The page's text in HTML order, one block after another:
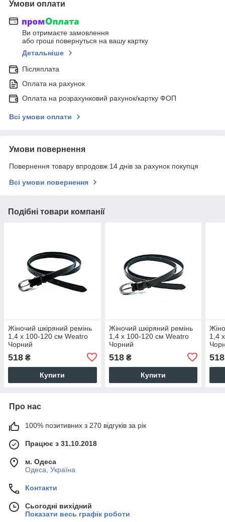
Умови оплати
Ви отримаєте замовлення
або гроші повернуться на вашу картку
Детальніше
Післяплата
Оплата на рахунок
Оплата на розрахунковий рахунок/картку ФОП
Всі умови оплати
Умови повернення
Повернення товару впродовж 14 днів за рахунок покупця
Всі умови повернення
Подібні товари компанії
Жіночий шкіряний ремінь
1,4 х 100-120 см Weatro
Чорний
518 ₴
Купити
Жіночий шкіряний ремінь
1,4 х 100-120 см Weatro
Чорний
518₴
Купити
1,4
518
Про нас
100% позитивних з 270 відгуків за рік
Працює з 31.10.2018
м. Одеса
Одеса, Україна
Контакти
Сьогодні вихідний
Показати весь графік роботи